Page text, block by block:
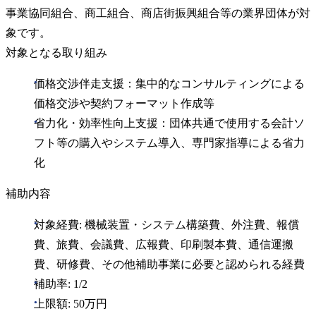
事業協同組合、商工組合、商店街振興組合等の業界団体が対
象です。
対象となる取り組み
価格交渉伴走支援：集中的なコンサルティングによる
価格交渉や契約フォーマット作成等
省力化・効率性向上支援：団体共通で使用する会計ソ
フト等の購入やシステム導入、専門家指導による省力
化
補助内容
対象経費: 機械装置・システム構築費、外注費、報償
費、旅費、会議費、広報費、印刷製本費、通信運搬
費、研修費、その他補助事業に必要と認められる経費
補助率: 1/2
上限額: 50万円